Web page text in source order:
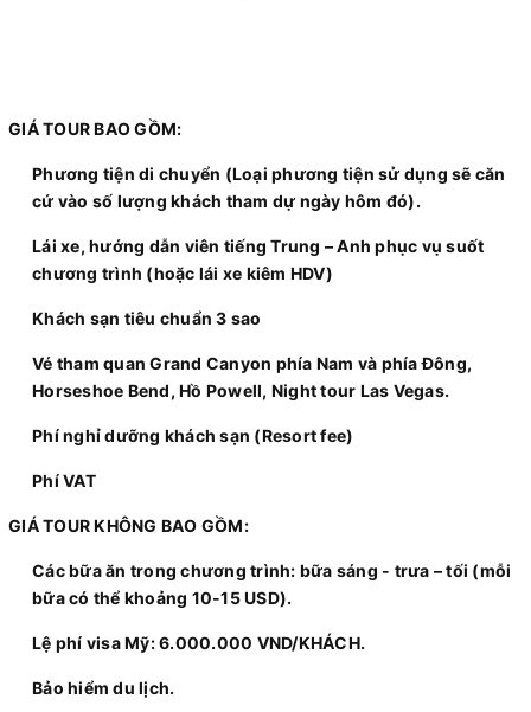
GIÁ TOUR BAO GỒM:
Phương tiện di chuyển (Loại phương tiện sử dụng sẽ căn
cứ vào số lượng khách tham dự ngày hôm đó).
Lái xe, hướng dẫn viên tiếng Trung – Anh phục vụ suốt
chương trình (hoặc lái xe kiêm HDV)
Khách sạn tiêu chuẩn 3 sao
Vé tham quan Grand Canyon phía Nam và phía Đông,
Horseshoe Bend, Hồ Powell, Night tour Las Vegas.
Phí nghỉ dưỡng khách sạn (Resort fee)
Phí VAT
GIÁ TOUR KHÔNG BAO GỒM:
Các bữa ăn trong chương trình: bữa sáng - trưa – tối (mỗi
bữa có thể khoảng 10-15 USD).
Lệ phí visa Mỹ: 6.000.000 VND/KHÁCH.
Bảo hiểm du lịch.